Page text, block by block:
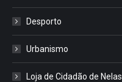
Desporto
Urbanismo
Loja de Cidadão de Nelas